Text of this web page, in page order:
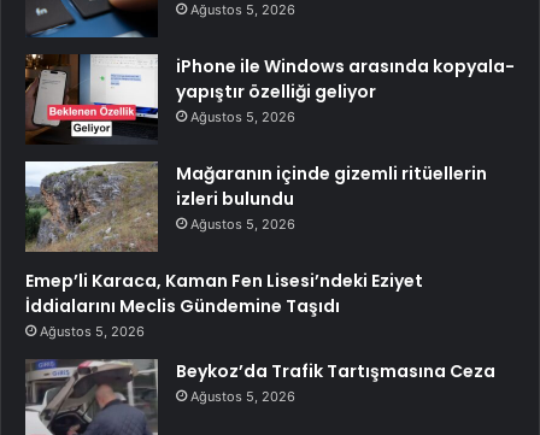
Ağustos 5, 2026
iPhone ile Windows arasında kopyala-
yapıştır özelliği geliyor
Ağustos 5, 2026
Mağaranın içinde gizemli ritüellerin
izleri bulundu
Ağustos 5, 2026
Emep’li Karaca, Kaman Fen Lisesi’ndeki Eziyet
İddialarını Meclis Gündemine Taşıdı
Ağustos 5, 2026
Beykoz’da Trafik Tartışmasına Ceza
Ağustos 5, 2026